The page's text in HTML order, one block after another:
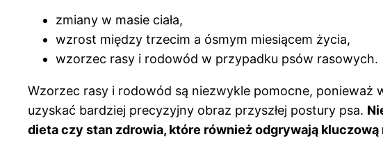
zmiany w masie ciała,
wzrost między trzecim a ósmym miesiącem życia,
wzorzec rasy i rodowód w przypadku psów rasowych.
Wzorzec rasy i rodowód są niezwykle pomocne,
uzyskać bardziej precyzyjny obraz przyszłej postury psa.
dieta czy stan zdrowia, które również odgrywają kluczową